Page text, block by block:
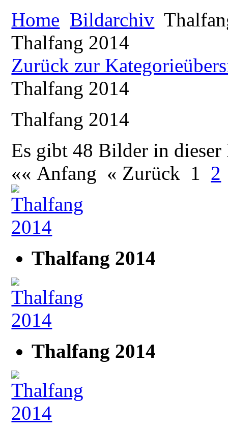
Home Bildarchiv
Thalfang 2014
Zurück zur
Thalfang 2014
Thalfang 2014
Es gibt 48 Bilder in dieser
«« Anfang « Zurück 1 2
Thalfang 2014
Thalfang 2014